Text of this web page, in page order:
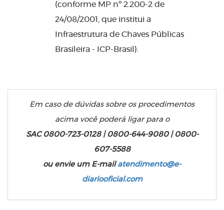
(conforme MP nº 2.200-2 de
24/08/2001, que institui a
Infraestrutura de Chaves Públicas
Brasileira - ICP-Brasil).
Em caso de dúvidas sobre os procedimentos
acima você poderá ligar para o
SAC 0800-723-0128 | 0800-644-9080 | 0800-
607-5588
ou envie um E-mail atendimento@e-
diariooficial.com